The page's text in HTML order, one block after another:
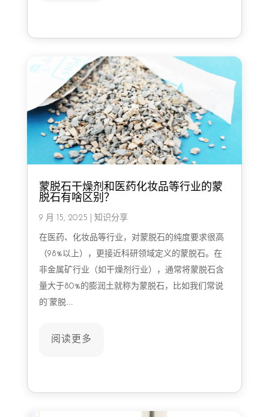
蒙脱石干燥剂和医药化妆品等行业的蒙
脱石有啥区别？
9 月 15, 2025 知识分享
在医药、化妆品等行业，对蒙脱石的纯度要求很高
（98%以上），更接近科研领域定义的蒙脱石。在
非金属矿行业（如干燥剂行业），通常将蒙脱石含
量大于80%的膨润土就称为蒙脱石，比如我们常说
的“蒙脱…
阅读更多